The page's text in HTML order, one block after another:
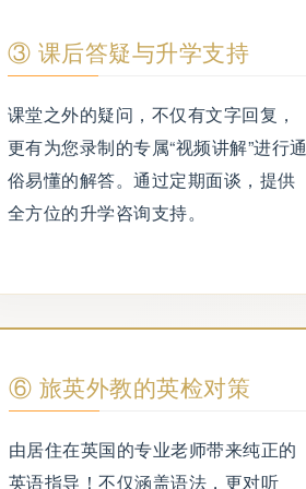
③ 课后答疑与升学支持
课堂之外的疑问，不仅有文字回复，
更有为您录制的专属“视频讲解”进行通
俗易懂的解答。通过定期面谈，提供
全方位的升学咨询支持。
⑥ 旅英外教的英检对策
由居住在英国的专业老师带来纯正的
英语指导！不仅涵盖语法，更对听